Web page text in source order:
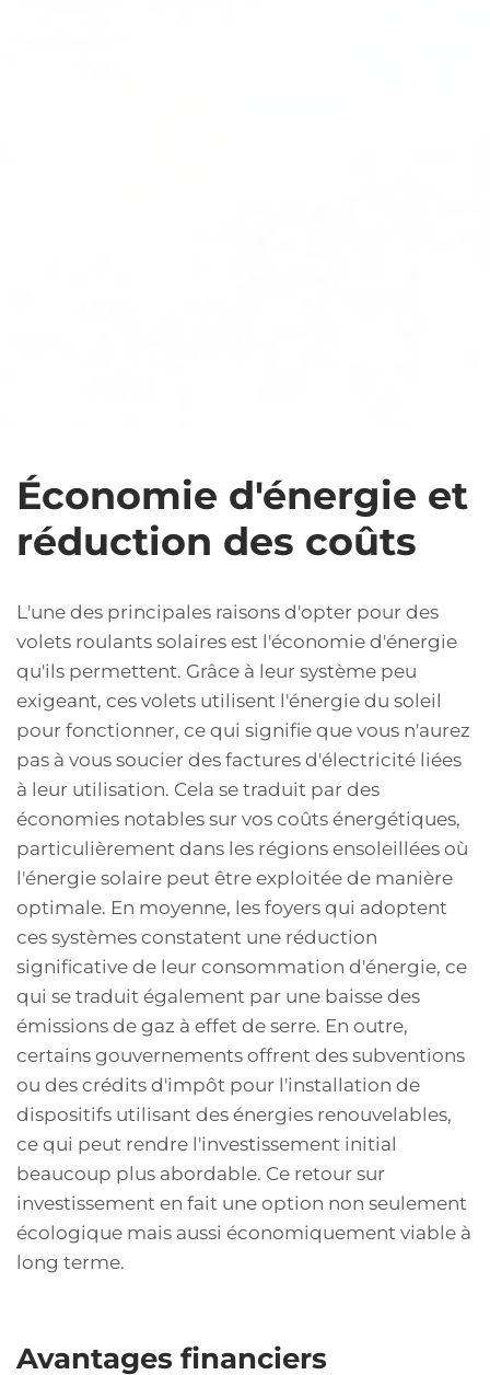
Économie d'énergie et
réduction des coûts
L'une des principales raisons d'opter pour des
volets roulants solaires est l'économie d'énergie
qu'ils permettent. Grâce à leur système peu
exigeant, ces volets utilisent l'énergie du soleil
pour fonctionner, ce qui signifie que vous n'aurez
pas à vous soucier des factures d'électricité liées
à leur utilisation. Cela se traduit par des
économies notables sur vos coûts énergétiques,
particulièrement dans les régions ensoleillées où
l'énergie solaire peut être exploitée de manière
optimale. En moyenne, les foyers qui adoptent
ces systèmes constatent une réduction
significative de leur consommation d'énergie, ce
qui se traduit également par une baisse des
émissions de gaz à effet de serre. En outre,
certains gouvernements offrent des subventions
ou des crédits d'impôt pour l'installation de
dispositifs utilisant des énergies renouvelables,
ce qui peut rendre l'investissement initial
beaucoup plus abordable. Ce retour sur
investissement en fait une option non seulement
écologique mais aussi économiquement viable à
long terme.
Avantages financiers